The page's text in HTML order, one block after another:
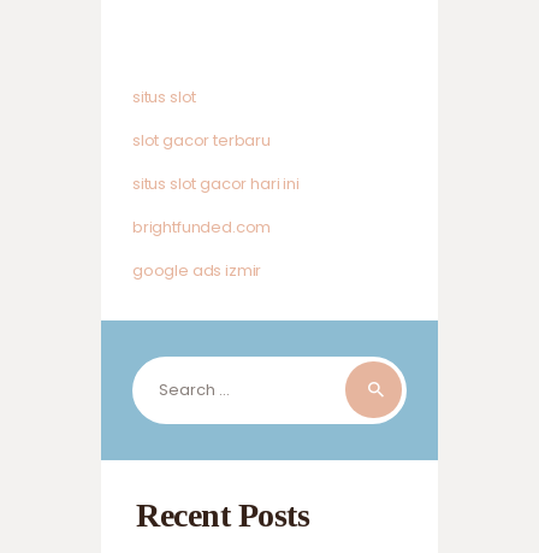
situs slot
slot gacor terbaru
situs slot gacor hari ini
brightfunded.com
google ads izmir
Search
for:
Recent Posts